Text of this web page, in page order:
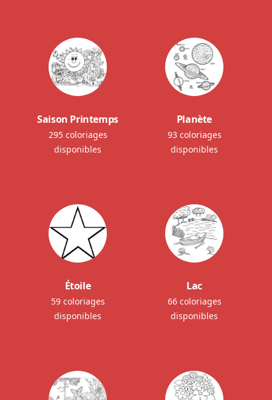
Saison Printemps
295 coloriages
disponibles
Planète
93 coloriages
disponibles
Étoile
59 coloriages
disponibles
Lac
66 coloriages
disponibles